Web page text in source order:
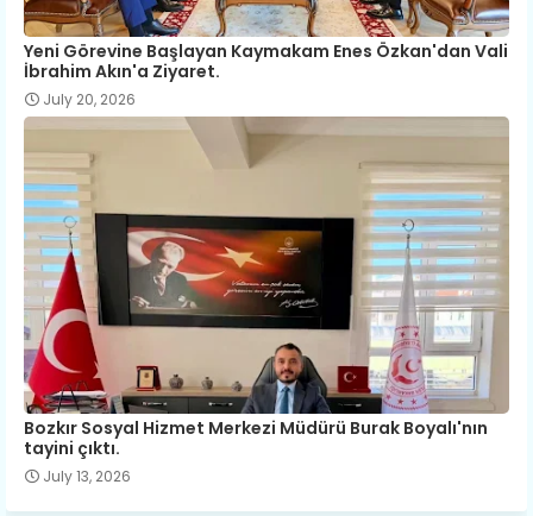
Yeni Görevine Başlayan Kaymakam Enes Özkan'dan Vali
İbrahim Akın'a Ziyaret.
July 20, 2026
Bozkır Sosyal Hizmet Merkezi Müdürü Burak Boyalı'nın
tayini çıktı.
July 13, 2026